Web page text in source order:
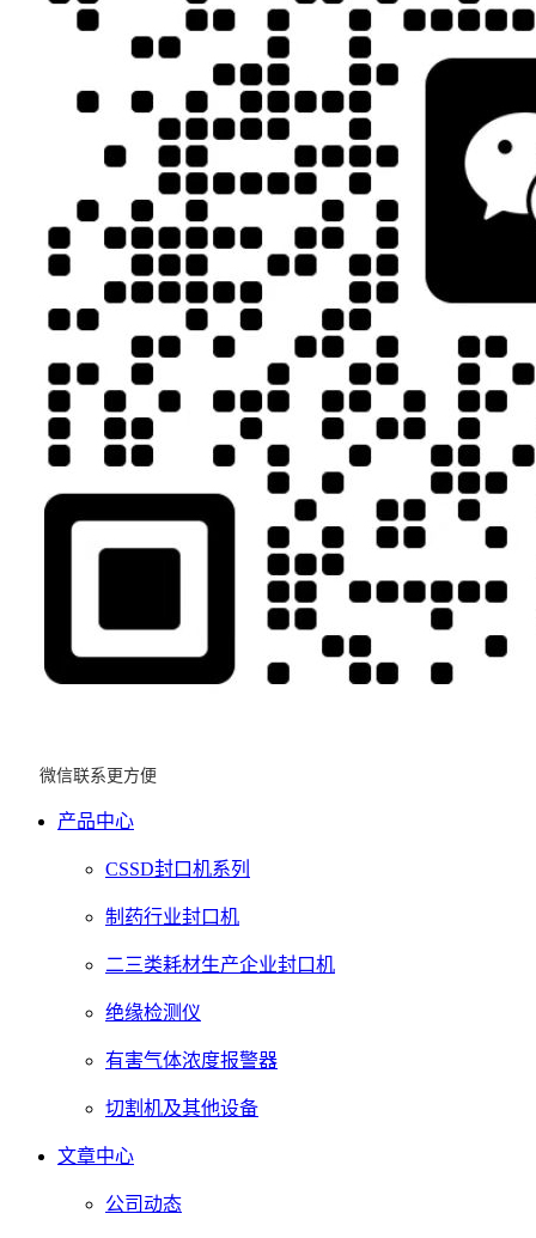
微信联系更方便
产品中心
CSSD封口机系列
制药行业封口机
二三类耗材生产企业封口机
绝缘检测仪
有害气体浓度报警器
切割机及其他设备
文章中心
公司动态